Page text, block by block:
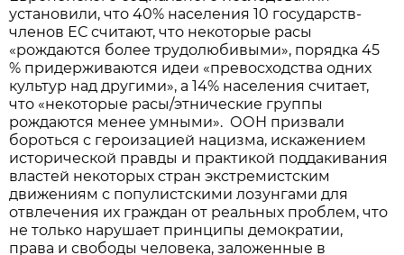
установили, что 40% населения 10 государств-
членов ЕС считают, что некоторые расы
«рождаются более трудолюбивыми», порядка 45
% придерживаются идеи «превосходства одних
культур над другими», а 14% населения считает,
что «некоторые расы/этнические группы
рождаются менее умными». ООН призвали
бороться с героизацией нацизма, искажением
исторической правды и практикой поддакивания
властей некоторых стран экстремистским
движениям с популистскими лозунгами для
отвлечения их граждан от реальных проблем, что
не только нарушает принципы демократии,
права и свободы человека, заложенные в